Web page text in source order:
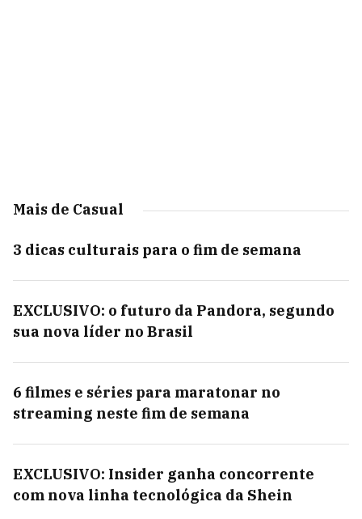
Mais de Casual
3 dicas culturais para o fim de semana
EXCLUSIVO: o futuro da Pandora, segundo
sua nova líder no Brasil
6 filmes e séries para maratonar no
streaming neste fim de semana
EXCLUSIVO: Insider ganha concorrente
com nova linha tecnológica da Shein